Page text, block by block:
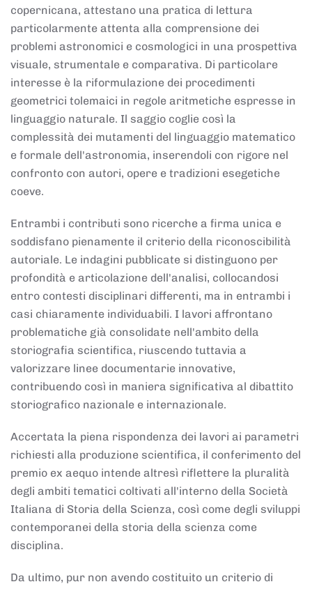
copernicana, attestano una pratica di lettura
particolarmente attenta alla comprensione dei
problemi astronomici e cosmologici in una prospettiva
visuale, strumentale e comparativa. Di particolare
interesse è la riformulazione dei procedimenti
geometrici tolemaici in regole aritmetiche espresse in
linguaggio naturale. Il saggio coglie così la
complessità dei mutamenti del linguaggio matematico
e formale dell'astronomia, inserendoli con rigore nel
confronto con autori, opere e tradizioni esegetiche
coeve.
Entrambi i contributi sono ricerche a firma unica e
soddisfano pienamente il criterio della riconoscibilità
autoriale. Le indagini pubblicate si distinguono per
profondità e articolazione dell'analisi, collocandosi
entro contesti disciplinari differenti, ma in entrambi i
casi chiaramente individuabili. I lavori affrontano
problematiche già consolidate nell'ambito della
storiografia scientifica, riuscendo tuttavia a
valorizzare linee documentarie innovative,
contribuendo così in maniera significativa al dibattito
storiografico nazionale e internazionale.
Accertata la piena rispondenza dei lavori ai parametri
richiesti alla produzione scientifica, il conferimento del
premio ex aequo intende altresì riflettere la pluralità
degli ambiti tematici coltivati all'interno della Società
Italiana di Storia della Scienza, così come degli sviluppi
contemporanei della storia della scienza come
disciplina.
Da ultimo, pur non avendo costituito un criterio di